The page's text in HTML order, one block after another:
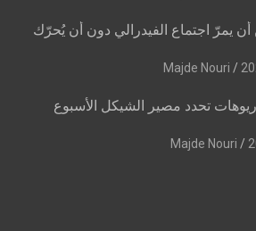
يمرّ اجتماع الفيدرالي دون أن يُحرّك
Majde Nouri
تحدد مصير الشيكل الأسبوع
Majde Nouri